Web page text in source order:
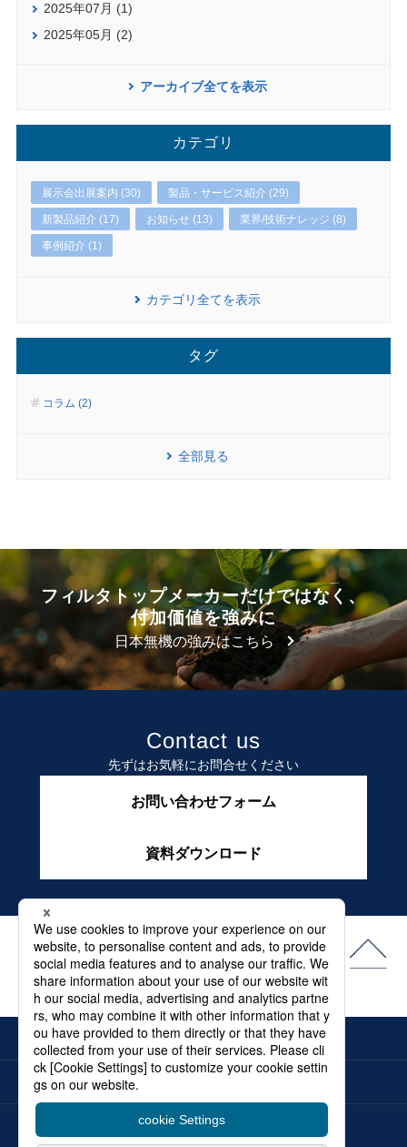
2025年07月 (1)
2025年05月 (2)
アーカイブ全てを表示
カテゴリ
展示会出展案内 (30) 製品・サービス紹介 (29)
新製品紹介 (17) お知らせ (13) 業界/技術ナレッジ (8)
事例紹介 (1)
カテゴリ全てを表示
タグ
コラム (2)
全部見る
フィルタトップメーカーだけではなく、
付加価値を強みに
日本無機の強みはこちら
Contact us
先ずはお気軽にお問合せください
お問い合わせフォーム
資料ダウンロード
よくある質問 最新情報
メディア